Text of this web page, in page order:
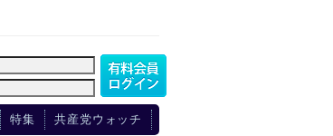
特集 共産党ウォッチ